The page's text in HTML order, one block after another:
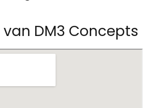
van DM3 Concepts